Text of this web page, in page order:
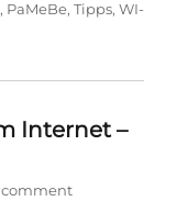
, PaMeBe, Tipps, WI-
Internet –
comment